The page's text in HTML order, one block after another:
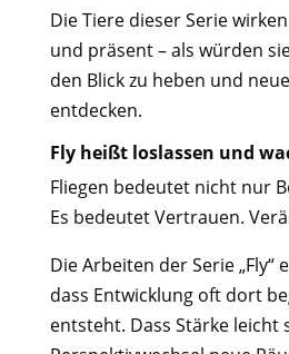
Die Tiere dieser Serie
und präsent – als würden
den Blick zu heben und
entdecken.
Fly heißt loslassen und
Fliegen bedeutet nicht nur
Es bedeutet Vertrauen.
Die Arbeiten der Serie „Fly“
dass Entwicklung oft dort
entsteht. Dass Stärke leicht